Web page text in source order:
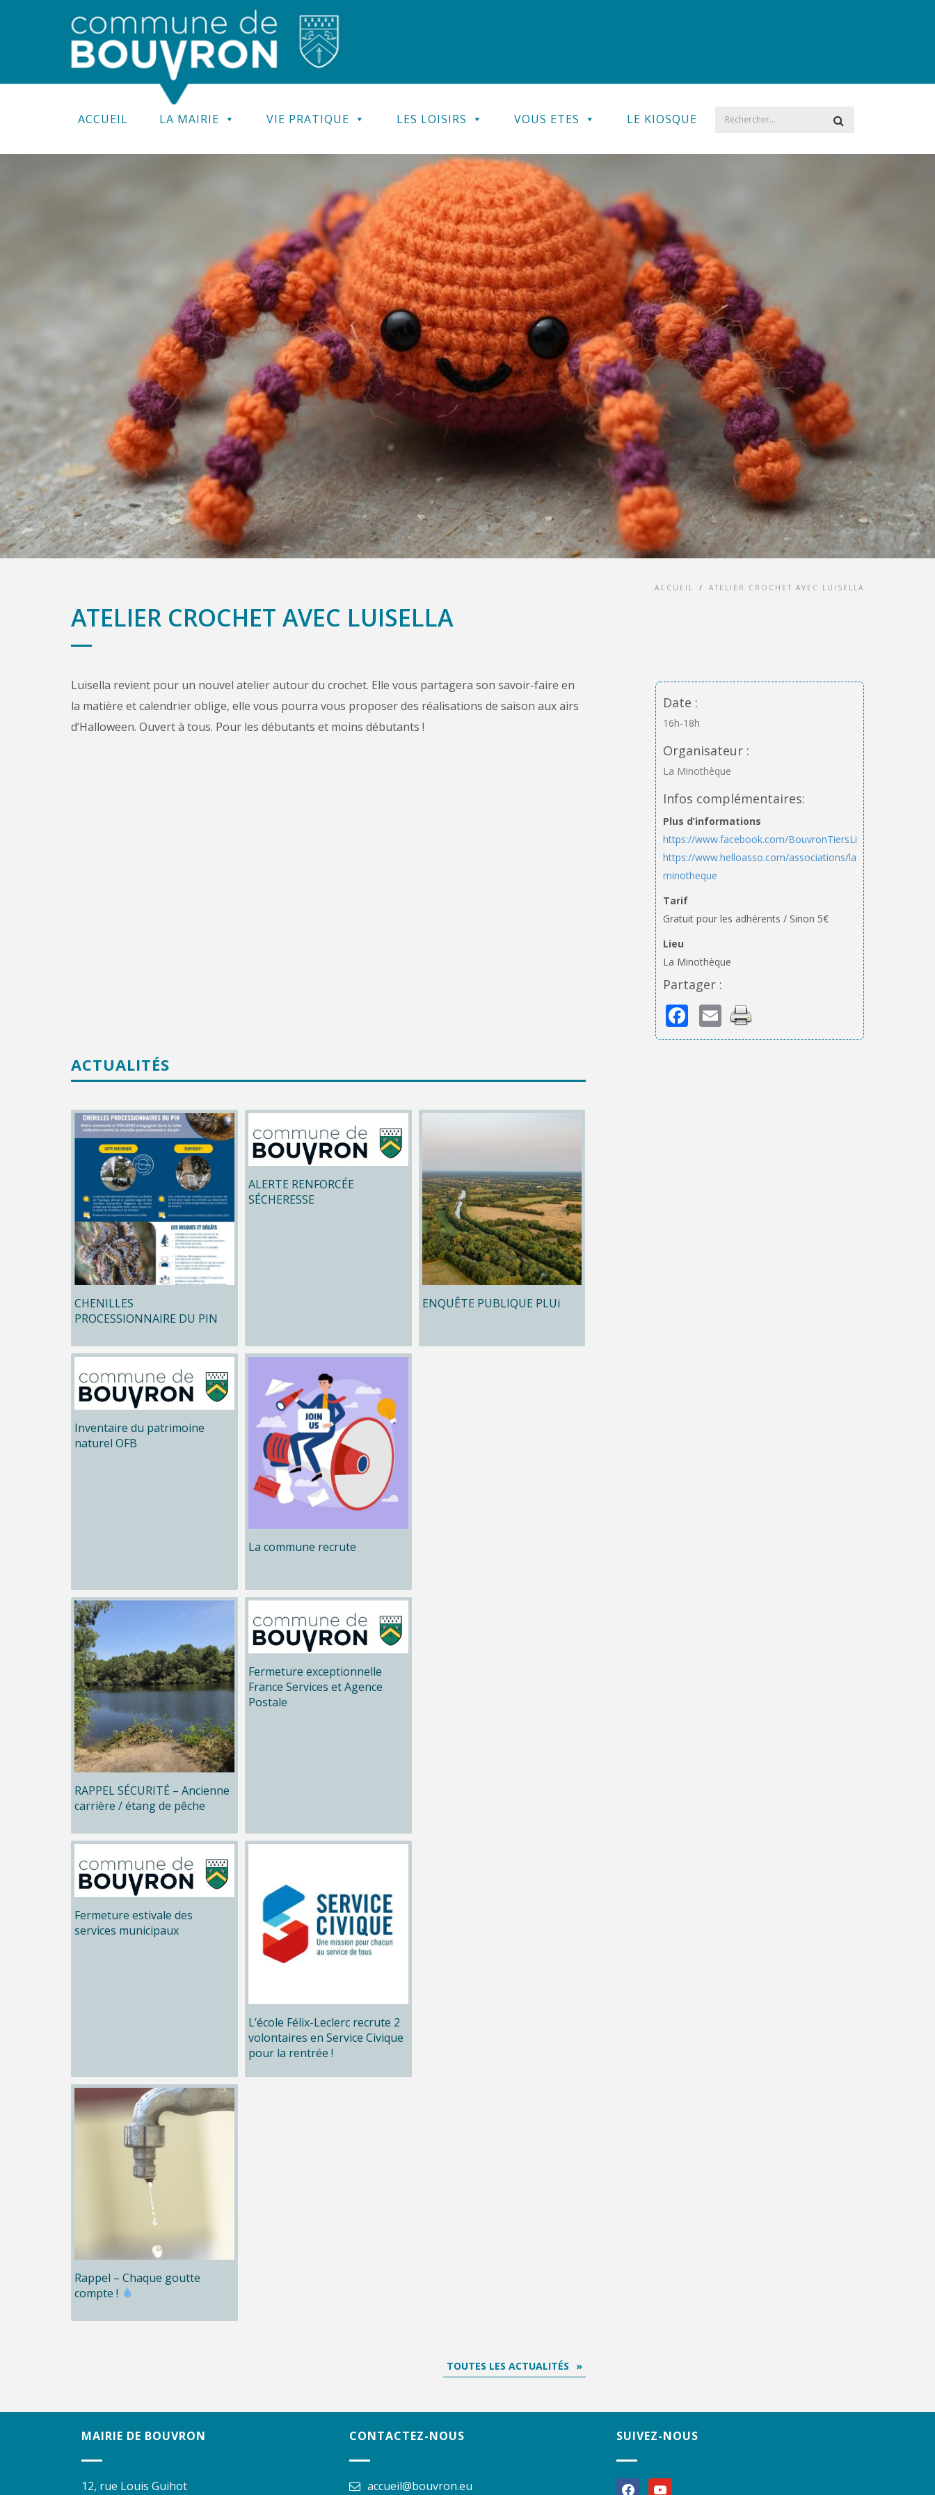
ACCUEIL LA MAIRIE VIE PRATIQUE LES LOISIRS VOUS ETES LE KIOSQUE
ACCUEIL / ATELIER CROCHET AVEC LUISELLA
ATELIER CROCHET AVEC LUISELLA
Luisella revient pour un nouvel atelier autour du crochet. Elle vous partagera son savoir-faire en
la matière et calendrier oblige, elle vous pourra vous proposer des réalisations de saison aux airs
d’Halloween. Ouvert à tous. Pour les débutants et moins débutants !
Date :
16h-18h
Organisateur :
La Minothèque
Infos complémentaires:
Plus d’informations
https://www.facebook.com/BouvronTiersLieu
https://www.helloasso.com/associations/la-
minotheque
Tarif
Gratuit pour les adhérents / Sinon 5€
Lieu
La Minothèque
Partager :
Facebook
Email
ACTUALITÉS
CHENILLES
PROCESSIONNAIRE DU PIN
ALERTE RENFORCÉE
SÉCHERESSE
ENQUÊTE PUBLIQUE PLUi
Inventaire du patrimoine
naturel OFB
La commune recrute
RAPPEL SÉCURITÉ – Ancienne
carrière / étang de pêche
Fermeture exceptionnelle
France Services et Agence
Postale
Fermeture estivale des
services municipaux
L’école Félix-Leclerc recrute 2
volontaires en Service Civique
pour la rentrée !
Rappel – Chaque goutte
compte !
TOUTES LES ACTUALITÉS
MAIRIE DE BOUVRON
12, rue Louis Guihot
CONTACTEZ-NOUS
accueil@bouvron.eu
SUIVEZ-NOUS
facebookyoutube